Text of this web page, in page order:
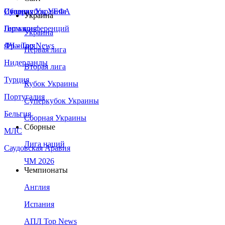
Сборная Украины
Италия
Германия
Франция
Нидерланды
Турция
Португалия
Бельгия
МЛС
Саудовская Аравия
Суперкубок УЕФА
Лига конференций
ЛЧ - Top News
Украина
Украина
Первая лига
Вторая лига
Кубок Украины
Суперкубок Украины
Сборная Украины
Сборные
Лига наций
ЧМ 2026
Чемпионаты
Англия
Испания
АПЛ Top News